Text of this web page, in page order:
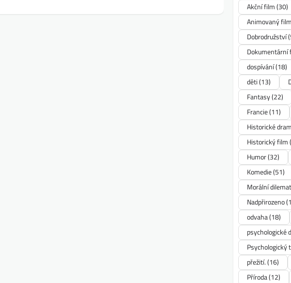
Akční film(30)
Animovaný film
Dobrodružství
Dokumentární
dospívání(18)
děti(13)
Fantasy(22)
Francie(11)
Historické
Historický film
Humor(32)
Komedie(51)
Morální
Nadpřirozeno
odvaha(18)
psychologické
Psychologický
přežití.(16)
Příroda(12)